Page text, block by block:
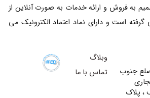
از سال 1398 تصمیم به فروش و ارائه خدمات به صورت آنلاین از
است و دارای نماد اعتماد الکترونیک می
جنوب
، پلاک
وبلاگ
تماس با ما